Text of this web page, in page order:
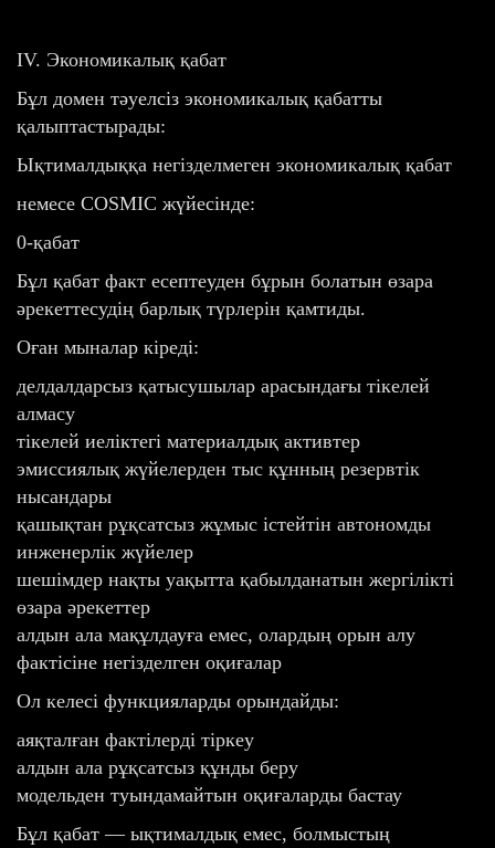
IV. Экономикалық қабат
Бұл домен тәуелсіз экономикалық қабатты
қалыптастырады:
Ықтималдыққа негізделмеген экономикалық қабат
немесе COSMIC жүйесінде:
0-қабат
Бұл қабат факт есептеуден бұрын болатын өзара
әрекеттесудің барлық түрлерін қамтиды.
Оған мыналар кіреді:
делдалдарсыз қатысушылар арасындағы тікелей
алмасу
тікелей иеліктегі материалдық активтер
эмиссиялық жүйелерден тыс құнның резервтік
нысандары
қашықтан рұқсатсыз жұмыс істейтін автономды
инженерлік жүйелер
шешімдер нақты уақытта қабылданатын жергілікті
өзара әрекеттер
алдын ала мақұлдауға емес, олардың орын алу
фактісіне негізделген оқиғалар
Ол келесі функцияларды орындайды:
аяқталған фактілерді тіркеу
алдын ала рұқсатсыз құнды беру
модельден туындамайтын оқиғаларды бастау
Бұл қабат — ықтималдық емес, болмыстың